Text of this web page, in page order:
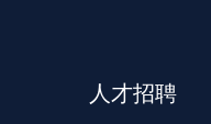
人才招聘